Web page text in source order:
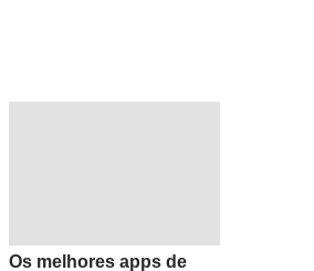
Os melhores apps de